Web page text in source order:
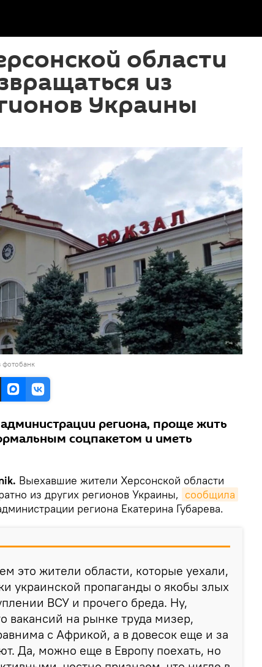
области
из
Украины
фотобанк
региона, проще жить
соцпакетом и иметь
Выехавшие жители Херсонской области
из других регионов Украины, сообщила
региона Екатерина Губарева.
это жители области, которые уехали,
украинской пропаганды о якобы злых
ВСУ и прочего бреда. Ну,
вакансий на рынке труда мизер,
с Африкой, а в довесок еще и за
Да, можно еще в Европу поехать, но